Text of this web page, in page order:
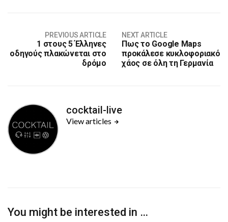
PREVIOUS ARTICLE
1 στους 5 Έλληνες
οδηγούς πλακώνεται στο
δρόμο
NEXT ARTICLE
Πως το Google Maps
προκάλεσε κυκλοφοριακό
χάος σε όλη τη Γερμανία
cocktail-live
View articles
You might be interested in …